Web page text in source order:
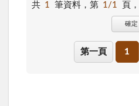
共 1 筆資料，第 1/1 頁，
確定
第一頁 1